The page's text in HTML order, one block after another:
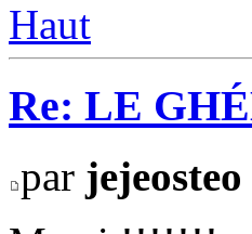
Haut
Re: LE
par jejeosteo